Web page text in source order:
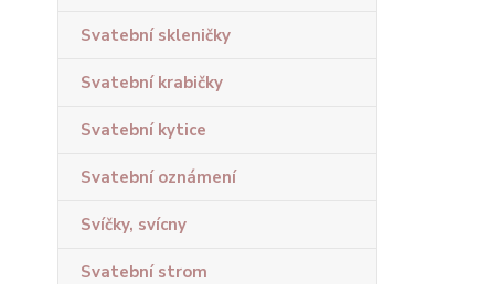
Svatební skleničky
Svatební krabičky
Svatební kytice
Svatební oznámení
Svíčky, svícny
Svatební strom